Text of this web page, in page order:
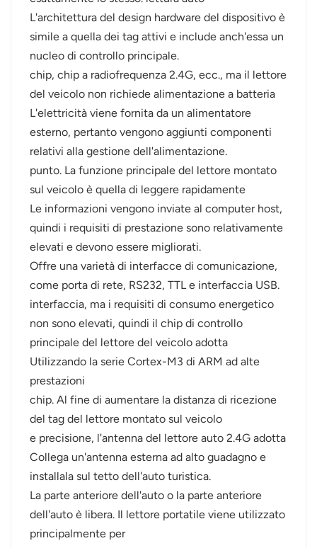
L'architettura del design hardware del dispositivo è
simile a quella dei tag attivi e include anch'essa un
nucleo di controllo principale.
chip, chip a radiofrequenza 2.4G, ecc., ma il lettore
del veicolo non richiede alimentazione a batteria
L'elettricità viene fornita da un alimentatore
esterno, pertanto vengono aggiunti componenti
relativi alla gestione dell'alimentazione.
punto. La funzione principale del lettore montato
sul veicolo è quella di leggere rapidamente
Le informazioni vengono inviate al computer host,
quindi i requisiti di prestazione sono relativamente
elevati e devono essere migliorati.
Offre una varietà di interfacce di comunicazione,
come porta di rete, RS232, TTL e interfaccia USB.
interfaccia, ma i requisiti di consumo energetico
non sono elevati, quindi il chip di controllo
principale del lettore del veicolo adotta
Utilizzando la serie Cortex-M3 di ARM ad alte
prestazioni
chip. Al fine di aumentare la distanza di ricezione
del tag del lettore montato sul veicolo
e precisione, l'antenna del lettore auto 2.4G adotta
Collega un'antenna esterna ad alto guadagno e
installala sul tetto dell'auto turistica.
La parte anteriore dell'auto o la parte anteriore
dell'auto è libera. Il lettore portatile viene utilizzato
principalmente per